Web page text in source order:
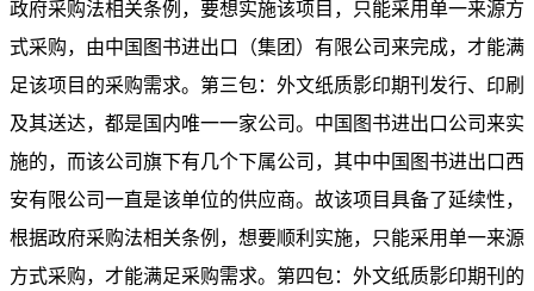
政府采购法相关条例，要想实施该项目，只能采用单一来源方
式采购，由中国图书进出口（集团）有限公司来完成，才能满
足该项目的采购需求。第三包： 外文纸质影印期刊发行、印刷
及其送达，都是国内唯一一家公司。中国图书进出口公司来实
施的，而该公司旗下有几个下属公司，其中中国图书进出口西
安有限公司一直是该单位的供应商。故该项目具备了延续性，
根据政府采购法相关条例，想要顺利实施，只能采用单一来源
方式采购，才能满足采购需求。第四包：外文纸质影印期刊的